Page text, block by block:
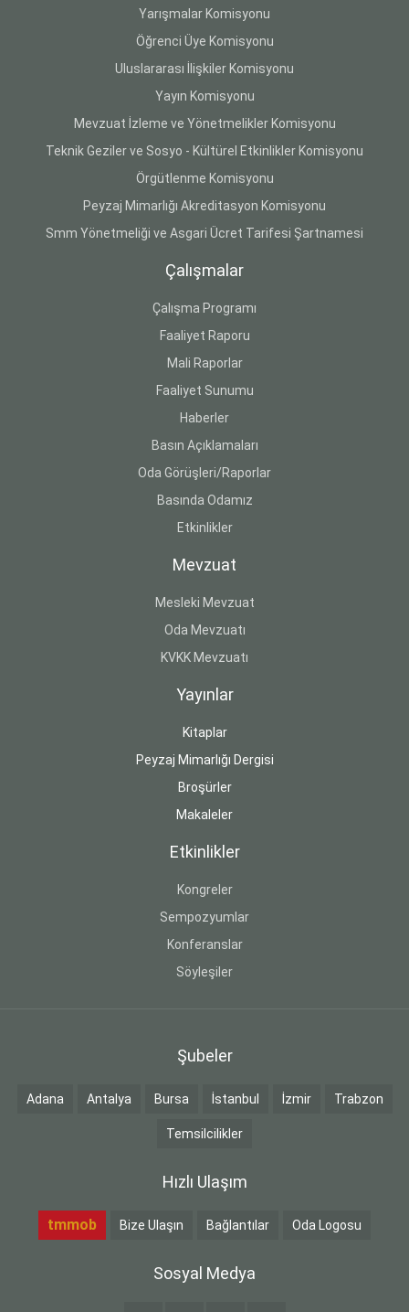
Yarışmalar Komisyonu
Öğrenci Üye Komisyonu
Uluslararası İlişkiler Komisyonu
Yayın Komisyonu
Mevzuat İzleme ve Yönetmelikler Komisyonu
Teknik Geziler ve Sosyo - Kültürel Etkinlikler Komisyonu
Örgütlenme Komisyonu
Peyzaj Mimarlığı Akreditasyon Komisyonu
Smm Yönetmeliği ve Asgari Ücret Tarifesi Şartnamesi
Çalışmalar
Çalışma Programı
Faaliyet Raporu
Mali Raporlar
Faaliyet Sunumu
Haberler
Basın Açıklamaları
Oda Görüşleri/Raporlar
Basında Odamız
Etkinlikler
Mevzuat
Mesleki Mevzuat
Oda Mevzuatı
KVKK Mevzuatı
Yayınlar
Kitaplar
Peyzaj Mimarlığı Dergisi
Broşürler
Makaleler
Etkinlikler
Kongreler
Sempozyumlar
Konferanslar
Söyleşiler
Şubeler
Adana Antalya Bursa İstanbul İzmir Trabzon
Temsilcilikler
Hızlı Ulaşım
tmmob Bize Ulaşın Bağlantılar Oda Logosu
Sosyal Medya